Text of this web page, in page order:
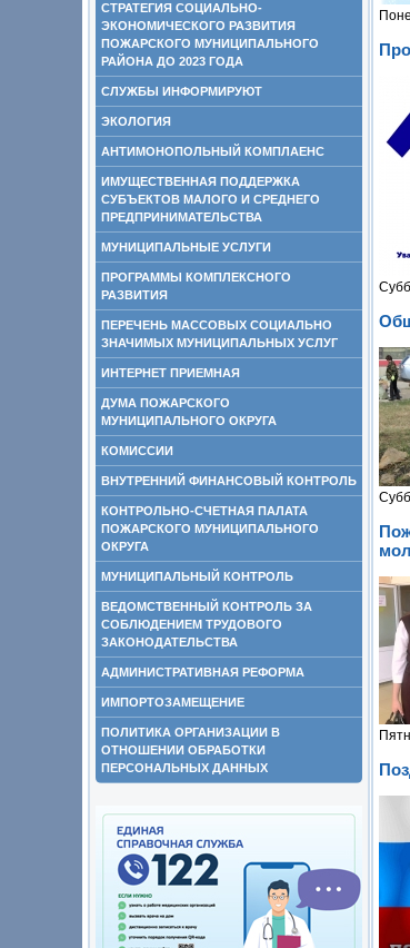
СТРАТЕГИЯ СОЦИАЛЬНО-
ЭКОНОМИЧЕСКОГО РАЗВИТИЯ
ПОЖАРСКОГО МУНИЦИПАЛЬНОГО
РАЙОНА ДО 2023 ГОДА
СЛУЖБЫ ИНФОРМИРУЮТ
ЭКОЛОГИЯ
АНТИМОНОПОЛЬНЫЙ КОМПЛАЕНС
ИМУЩЕСТВЕННАЯ ПОДДЕРЖКА
СУБЪЕКТОВ МАЛОГО И СРЕДНЕГО
ПРЕДПРИНИМАТЕЛЬСТВА
МУНИЦИПАЛЬНЫЕ УСЛУГИ
ПРОГРАММЫ КОМПЛЕКСНОГО
РАЗВИТИЯ
ПЕРЕЧЕНЬ МАССОВЫХ СОЦИАЛЬНО
ЗНАЧИМЫХ МУНИЦИПАЛЬНЫХ УСЛУГ
ИНТЕРНЕТ ПРИЕМНАЯ
ДУМА ПОЖАРСКОГО
МУНИЦИПАЛЬНОГО ОКРУГА
КОМИССИИ
ВНУТРЕННИЙ ФИНАНСОВЫЙ КОНТРОЛЬ
КОНТРОЛЬНО-СЧЕТНАЯ ПАЛАТА
ПОЖАРСКОГО МУНИЦИПАЛЬНОГО
ОКРУГА
МУНИЦИПАЛЬНЫЙ КОНТРОЛЬ
ВЕДОМСТВЕННЫЙ КОНТРОЛЬ ЗА
СОБЛЮДЕНИЕМ ТРУДОВОГО
ЗАКОНОДАТЕЛЬСТВА
АДМИНИСТРАТИВНАЯ РЕФОРМА
ИМПОРТОЗАМЕЩЕНИЕ
ПОЛИТИКА ОРГАНИЗАЦИИ В
ОТНОШЕНИИ ОБРАБОТКИ
ПЕРСОНАЛЬНЫХ ДАННЫХ